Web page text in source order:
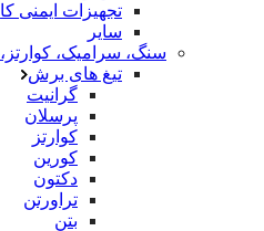
تجهیزات ایمنی
سایر
سنگ، سرامیک،
تیغ های برش
گرانیت
پرسلان
کوارتز
کورین
دکتون
تراورتن
بتن